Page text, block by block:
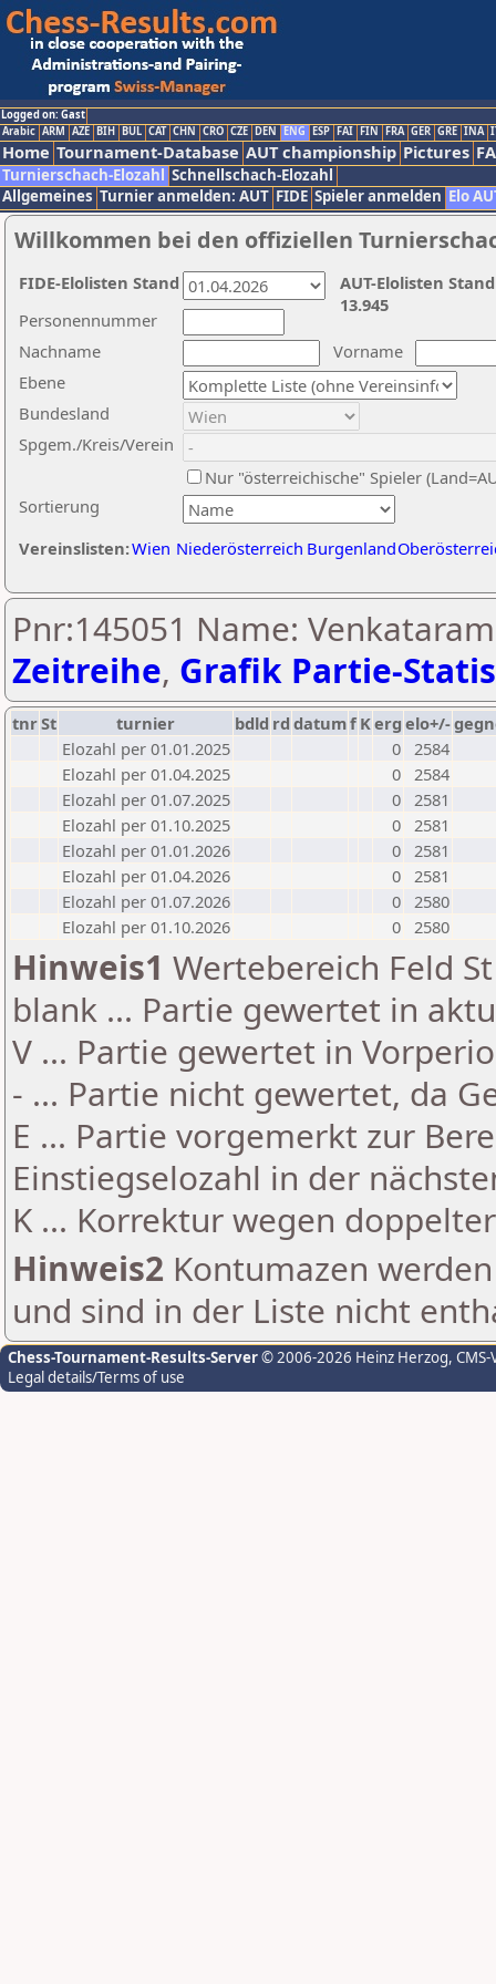
Logged on: Gast
Arabic ARM AZE BIH BUL CAT CHN CRO CZE DEN ENG ESP FAI FIN FRA GER GRE INA
Home Tournament-Database AUT championship Pictures
Turnierschach-Elozahl Schnellschach-Elozahl
Allgemeines Turnier anmelden: AUT FIDE Spieler anmelden Elo
Willkommen bei den offiziellen
Nachname
Vorname
Ebene
Sortierung
Personennummer
Bundesland
Spgem./Kreis/Verein
Nur "österreichische" Spieler
Vereinslisten:Wien Niederösterreich Burgenland
AUT-Elolisten
13.945
FIDE-Elolisten Stand
Pnr:145051 Name:
Zeitreihe, Grafik Partie-
tnrSt turnier bdld rd datumf Kerg elo+/-
Elozahl per 01.01.2025
0 2584
Elozahl per 01.04.2025
0 2584
Elozahl per 01.07.2025
0 2581
Elozahl per 01.10.2025
0 2581
Elozahl per 01.01.2026
0 2581
Elozahl per 01.04.2026
0 2581
Elozahl per 01.07.2026
0 2580
Elozahl per 01.10.2026
0 2580
Hinweis1 Wertebereich Feld
blank ... Partie gewertet in
V ... Partie gewertet in
- ... Partie nicht gewertet, da
E ... Partie vorgemerkt zur
Einstiegselozahl in der
K ... Korrektur wegen
Hinweis2 Kontumazen
und sind in der Liste nicht
Chess-Tournament-Results-Server© 2006-2026 Heinz Herzog,
Legal details/Terms of use